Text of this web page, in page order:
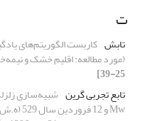
ت
تابش کاربست الگوریتم‌های
(مورد مطالعه: اقلیم خشک و
25-39]
تابع تجربی گرین